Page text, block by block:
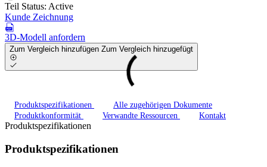
Teil Status: Active
Kunde Zeichnung
3D-Modell anfordern
Zum Vergleich hinzufügen Zum Vergleich hinzugefügt
Produktspezifikationen
Alle zugehörigen Dokumente
Produktkonformität
Verwandte Ressourcen Kontakt
Produktspezifikationen
Produktspezifikationen